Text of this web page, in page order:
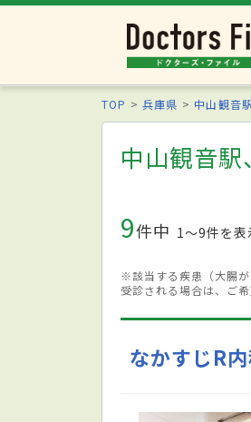
TOP 兵庫県 中山観音駅
中山観音
9件中 1〜9件を表
※該当する疾患（大腸
受診される場合は、ご
なかすじR